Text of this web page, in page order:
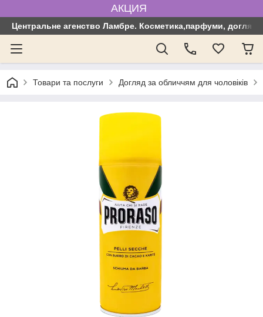
АКЦИЯ
Центральне агенство Ламбре. Косметика,парфуми, догляд
Товари та послуги Догляд за обличчям для чоловіків